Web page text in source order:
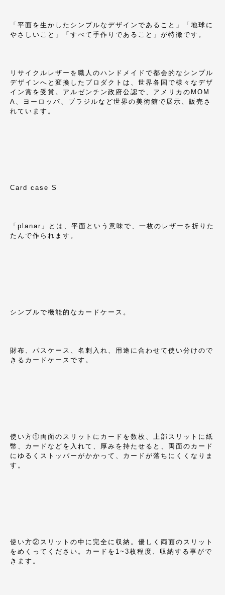
「平面を生かしたシンプルなデザインであること」「地球に
やさしいこと」「すべて手作りであること」が特徴です。
リサイクルレザーを職人のハンドメイドで都会的なシンプル
デザインへと変換したプロダクトは、世界各国で様々なデザ
イン賞を受賞。アルゼンチン政府公認で、アメリカのMOM
A、ヨーロッパ、ブラジルなど世界の美術館で展示、販売さ
れています。
Card case S
「planar」とは、平面という意味で、一枚のレザーを折りた
たんで作られます。
シンプルで機能的なカードケース。
財布、パスケース、名刺入れ、用途に合わせて使い分けので
きるカードケースです。
使い方①両面のスリットにカードを数枚、上部スリットに紙
幣、カードなどを入れて、厚みを持たせると、両面のカード
にゆるくストッパーがかかって、カードが落ちにくくなりま
す。
使い方②スリットの中に完全に収納。優しく両面のスリット
をめくってください。カードを1~3枚程度、収納する事がで
きます。